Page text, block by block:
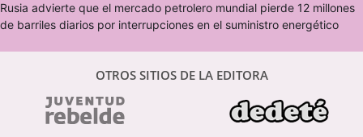
Rusia advierte que el mercado petrolero mundial pierde 12 millones
de barriles diarios por interrupciones en el suministro energético
OTROS SITIOS DE LA EDITORA